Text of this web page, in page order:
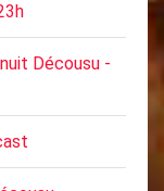
Décousu -